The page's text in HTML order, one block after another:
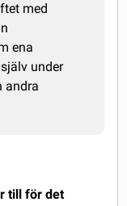
med
ena
under
andra
till för det